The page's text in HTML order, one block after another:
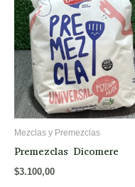
Mezclas y Premezclas
Premezclas Dicomere
$3.100,00